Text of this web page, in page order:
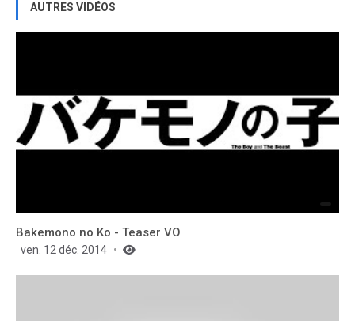
AUTRES VIDÉOS
Bakemono no Ko - Teaser VO
ven. 12 déc. 2014